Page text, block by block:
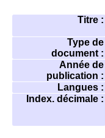
Titre :
Type de
document :
Année de
publication :
Langues :
Index. décimale :